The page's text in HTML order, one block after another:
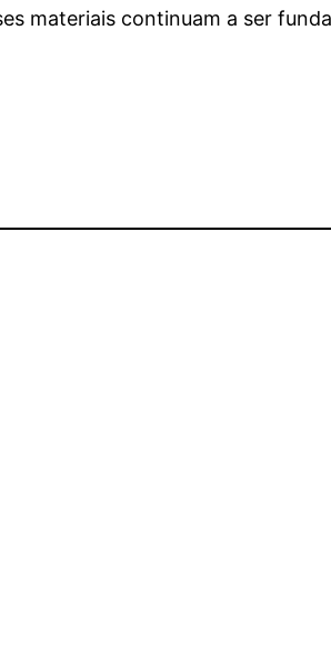
materiais continuam a ser